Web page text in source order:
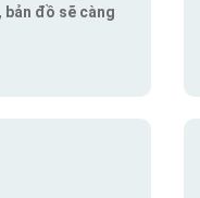
bản đồ sẽ càng